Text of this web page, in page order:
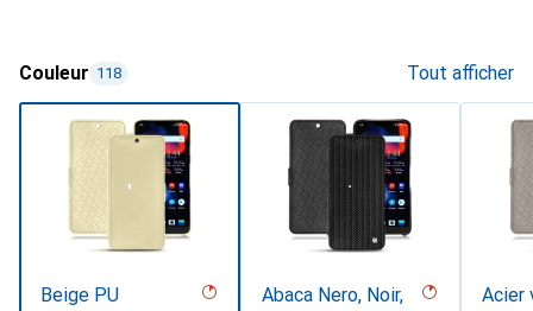
Couleur 118 Tout afficher
Beige PU
Abaca Nero, Noir,
Acier